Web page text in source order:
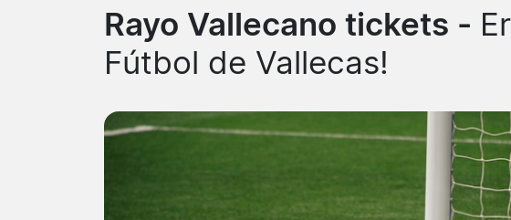
Rayo Vallecano tickets -
Fútbol de Vallecas!